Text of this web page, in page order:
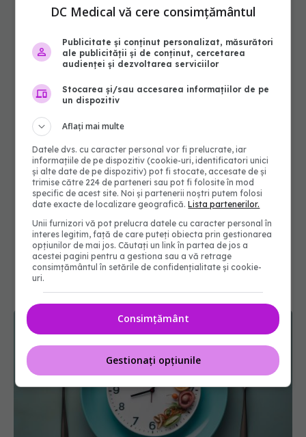
DC Medical vă cere consimțământul
Publicitate și conținut personalizat, măsurători
ale publicității și de conținut, cercetarea
audienței și dezvoltarea serviciilor
Stocarea și/sau accesarea informațiilor de pe
un dispozitiv
Aflați mai multe
Datele dvs. cu caracter personal vor fi prelucrate, iar
informațiile de pe dispozitiv (cookie-uri, identificatori unici
și alte date de pe dispozitiv) pot fi stocate, accesate de și
trimise către 224 de parteneri sau pot fi folosite în mod
specific de acest site. Noi și partenerii noștri putem folosi
date exacte de localizare geografică.Lista partenerilor.
Unii furnizori vă pot prelucra datele cu caracter personal în
interes legitim, față de care puteți obiecta prin gestionarea
opțiunilor de mai jos. Căutați un link în partea de jos a
acestei pagini pentru a gestiona sau a vă retrage
consimțământul în setările de confidențialitate și cookie-
uri.
Consimțământ
Gestionați opțiunile